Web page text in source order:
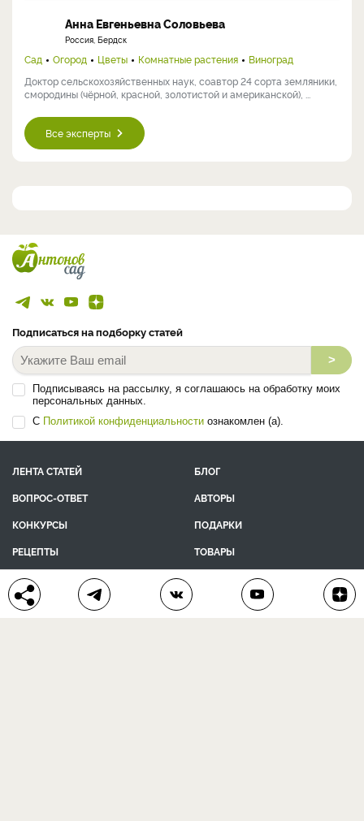
Анна Евгеньевна Соловьева
Россия, Бердск
Сад Огород Цветы Комнатные растения
Виноград
Доктор сельскохозяйственных наук, соавтор 24 сорта земляники,
смородины (чёрной, красной, золотистой и американской), ...
Все эксперты
Подписаться на подборку статей
>
Подписываясь на рассылку, я соглашаюсь на обработку моих
персональных данных.
С Политикой конфиденциальности ознакомлен (а).
ЛЕНТА СТАТЕЙ
БЛОГ
ВОПРОС-ОТВЕТ
АВТОРЫ
КОНКУРСЫ
ПОДАРКИ
РЕЦЕПТЫ
ТОВАРЫ
ПОМОЩЬ
КОНТАКТЫ